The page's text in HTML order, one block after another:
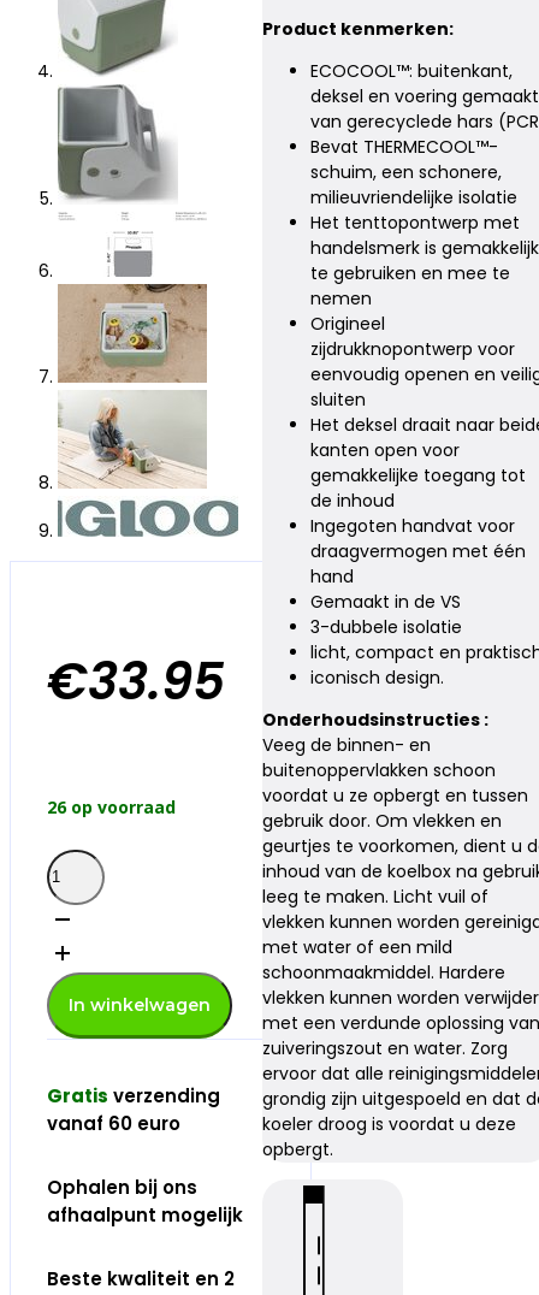
€33.95
26 op voorraad
Ecocool
Playmate
Elite
koelbox
groen
aantal
In winkelwagen
Gratis verzending
vanaf 60 euro
Ophalen bij ons
afhaalpunt mogelijk
Beste kwaliteit en 2
Product kenmerken:
ECOCOOL™: buitenkant,
deksel en voering gemaakt
van gerecyclede hars
Bevat THERMECOOL™-
schuim, een schonere,
milieuvriendelijke isolatie
Het tenttopontwerp met
handelsmerk is gemakkelijk
te gebruiken en mee te
nemen
Origineel
zijdrukknopontwerp voor
eenvoudig openen en
sluiten
Het deksel draait naar
kanten open voor
gemakkelijke toegang tot
de inhoud
Ingegoten handvat voor
draagvermogen met één
hand
Gemaakt in de VS
3-dubbele isolatie
licht, compact en
iconisch design.
Onderhoudsinstructies :
Veeg de binnen- en
buitenoppervlakken schoon
voordat u ze opbergt en tussen
gebruik door. Om vlekken en
geurtjes te voorkomen, dient u
inhoud van de koelbox na
leeg te maken. Licht vuil of
vlekken kunnen worden
met water of een mild
schoonmaakmiddel. Hardere
vlekken kunnen worden
met een verdunde oplossing van
zuiveringszout en water. Zorg
ervoor dat alle
grondig zijn uitgespoeld en dat
koeler droog is voordat u deze
opbergt.